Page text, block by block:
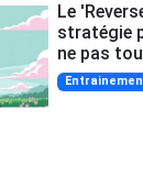
Le
stratégie
ne pas